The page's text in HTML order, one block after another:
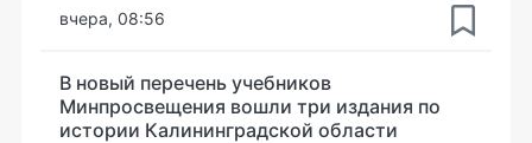
вчера, 08:56
В новый перечень учебников
Минпросвещения вошли три издания по
истории Калининградской области